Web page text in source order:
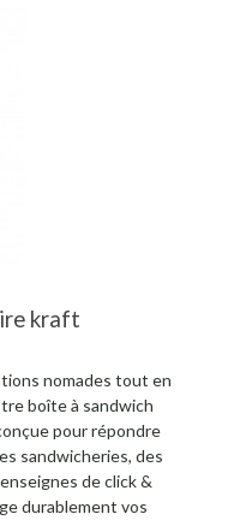
kraft
nomades tout en
boîte à sandwich
pour répondre
sandwicheries, des
de click &
durablement vos